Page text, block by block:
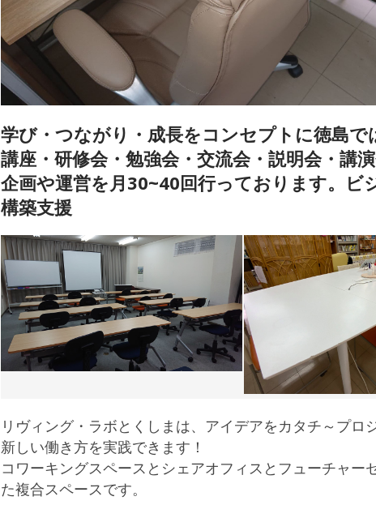
学び・つながり・成長をコンセプトに徳島で
講座・研修会・勉強会・交流会・説明会・講
企画や運営を月30~40回行っております。ビ
構築支援
リヴィング・ラボとくしまは、アイデアをカタチ～プロ
新しい働き方を実践できます！
コワーキングスペースとシェアオフィスとフューチャー
た複合スペースです。